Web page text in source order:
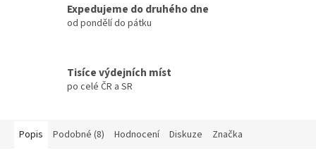
Expedujeme do druhého dne
od pondělí do pátku
Tisíce výdejních míst
po celé ČR a SR
Popis Podobné (8) Hodnocení Diskuze Značka